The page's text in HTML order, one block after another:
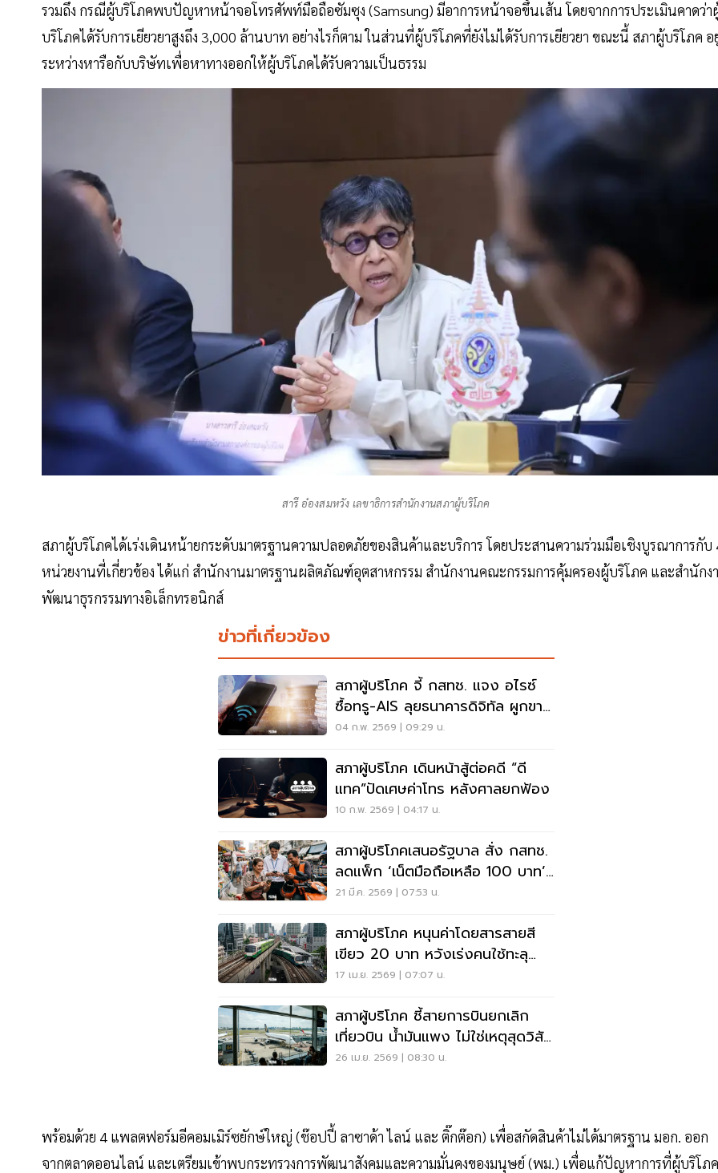
รวมถึง กรณีผู้บริโภคพบปัญหาหน้าจอโทรศัพท์มือถือซัมซุง (Samsung) มีอาการหน้าจอขึ้นเส้น โดยจากการประเมินคาดว่า
บริโภคได้รับการเยียวยาสูงถึง 3,000 ล้านบาท อย่างไรก็ตาม ในส่วนที่ผู้บริโภคที่ยังไม่ได้รับการเยียวยา ขณะนี้ สภาผู้บริโภค อ
ระหว่างหารือกับบริษัทเพื่อหาทางออกให้ผู้บริโภคได้รับความเป็นธรรม
สารี อ๋องสมหวัง เลขาธิการสำนักงานสภาผู้บริโภค
สภาผู้บริโภคได้เร่งเดินหน้ายกระดับมาตรฐานความปลอดภัยของสินค้าและบริการ โดยประสานความร่วมมือเชิงบูรณาการกับ
หน่วยงานที่เกี่ยวข้อง ได้แก่ สำนักงานมาตรฐานผลิตภัณฑ์อุตสาหกรรม สำนักงานคณะกรรมการคุ้มครองผู้บริโภค และสำนักง
พัฒนาธุรกรรมทางอิเล็กทรอนิกส์
ข่าวที่เกี่ยวข้อง
สภาผู้บริโภค จี้ กสทช. แจง อไรซ์
ซื้อทรู-AIS ลุยธนาคารดิจิทัล ผูกขาด
ข้ามตลาด
04 ก.พ. 2569 | 09:29 น.
สภาผู้บริโภค เดินหน้าสู้ต่อคดี “ดี
แทค”ปัดเศษค่าโทร หลังศาลยกฟ้อง
10 ก.พ. 2569 | 04:17 น.
สภาผู้บริโภคเสนอรัฐบาล สั่ง กสทช.
ลดแพ็ก ‘เน็ตมือถือเหลือ 100 บาท’
ช่วยค่าครองชีพประชาชน
21 มี.ค. 2569 | 07:53 น.
สภาผู้บริโภค หนุนค่าโดยสารสายสี
เขียว 20 บาท หวังเร่งคนใช้ทะลุ
50%
17 เม.ย. 2569 | 07:07 น.
สภาผู้บริโภค ชี้สายการบินยกเลิก
เที่ยวบิน น้ำมันแพง ไม่ใช่เหตุสุดวิสัย
ต้องจ่ายชดเชย
26 เม.ย. 2569 | 08:30 น.
พร้อมด้วย 4 แพลตฟอร์มอีคอมเมิร์ซยักษ์ใหญ่ (ช๊อปปี้ ลาซาด้า ไลน์ และ ติ๊กต๊อก) เพื่อสกัดสินค้าไม่ได้มาตรฐาน มอก. ออก
จากตลาดออนไลน์ และเตรียมเข้าพบกระทรวงการพัฒนาสังคมและความมั่นคงของมนุษย์ (พม.) เพื่อแก้ปัญหาการที่ผู้บริโภค